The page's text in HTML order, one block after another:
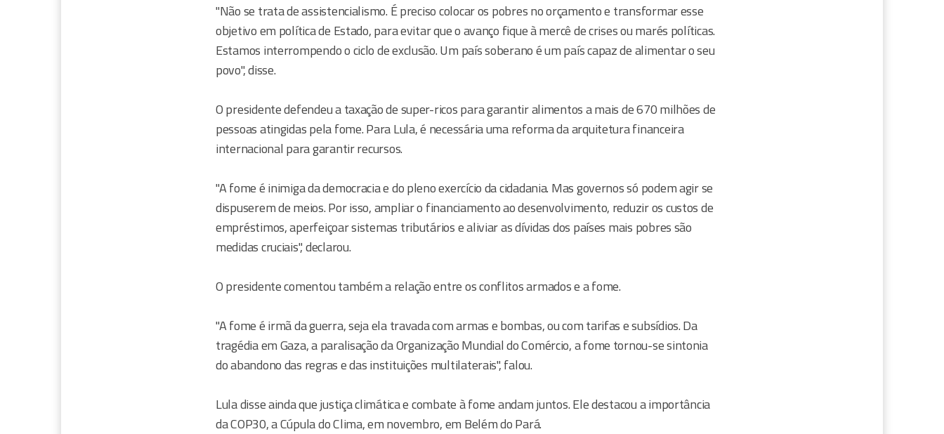
"Não se trata de assistencialismo. É preciso colocar os pobres no orçamento e transformar esse
objetivo em política de Estado, para evitar que o avanço fique à mercê de crises ou marés políticas.
Estamos interrompendo o ciclo de exclusão. Um país soberano é um país capaz de alimentar o seu
povo", disse.
O presidente defendeu a taxação de super-ricos para garantir alimentos a mais de 670 milhões de
pessoas atingidas pela fome. Para Lula, é necessária uma reforma da arquitetura financeira
internacional para garantir recursos.
"A fome é inimiga da democracia e do pleno exercício da cidadania. Mas governos só podem agir se
dispuserem de meios. Por isso, ampliar o financiamento ao desenvolvimento, reduzir os custos de
empréstimos, aperfeiçoar sistemas tributários e aliviar as dívidas dos países mais pobres são
medidas cruciais", declarou.
O presidente comentou também a relação entre os conflitos armados e a fome.
"A fome é irmã da guerra, seja ela travada com armas e bombas, ou com tarifas e subsídios. Da
tragédia em Gaza, a paralisação da Organização Mundial do Comércio, a fome tornou-se sintonia
do abandono das regras e das instituições multilaterais", falou.
Lula disse ainda que justiça climática e combate à fome andam juntos. Ele destacou a importância
da COP30, a Cúpula do Clima, em novembro, em Belém do Pará.